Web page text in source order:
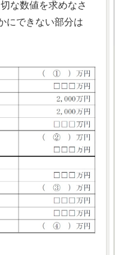
な数値を求めなさ
にできない部分は